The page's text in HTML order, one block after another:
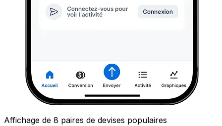
Affichage de 8 paires de devises populaires